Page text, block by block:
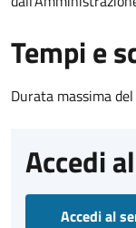
Tempi e
Durata massima
Accedi
Accedi al